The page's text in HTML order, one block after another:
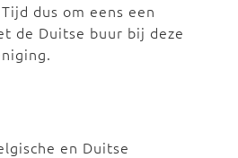
dus om eens een
de Duitse buur bij deze
en Duitse